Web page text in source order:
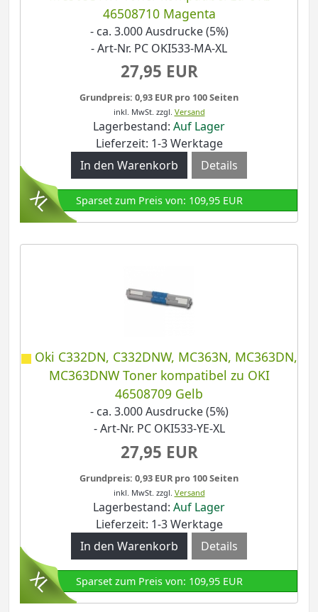
46508710 Magenta
- ca. 3.000 Ausdrucke (5%)
- Art-Nr. PC OKI533-MA-XL
27,95 EUR
Grundpreis: 0,93 EUR pro 100 Seiten
inkl. MwSt. zzgl. Versand
Lagerbestand: Auf Lager
Lieferzeit: 1-3 Werktage
Details
Sparset zum Preis von: 109,95 EUR
Oki C332DN, C332DNW, MC363N, MC363DN,
MC363DNW Toner kompatibel zu OKI
46508709 Gelb
- ca. 3.000 Ausdrucke (5%)
- Art-Nr. PC OKI533-YE-XL
27,95 EUR
Grundpreis: 0,93 EUR pro 100 Seiten
inkl. MwSt. zzgl. Versand
Lagerbestand: Auf Lager
Lieferzeit: 1-3 Werktage
Details
Sparset zum Preis von: 109,95 EUR